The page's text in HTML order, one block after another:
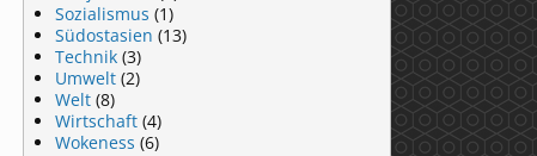
Sozialismus (1)
Südostasien (13)
Technik (3)
Umwelt (2)
Welt (8)
Wirtschaft (4)
Wokeness (6)